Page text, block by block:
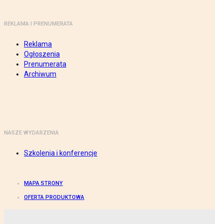
REKLAMA I PRENUMERATA
Reklama
Ogłoszenia
Prenumerata
Archiwum
NASZE WYDARZENIA
Szkolenia i konferencje
MAPA STRONY
OFERTA PRODUKTOWA